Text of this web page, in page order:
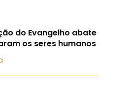
do Evangelho abate
os seres humanos